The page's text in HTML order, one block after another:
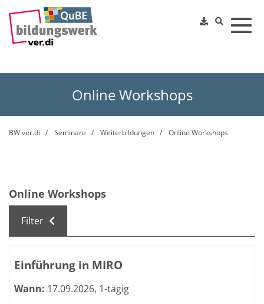
Online Workshops
BW ver.di Seminare Weiterbildungen Online Workshops
Online Workshops
Filter
Einführung in MIRO
Wann: 17.09.2026, 1-tägig